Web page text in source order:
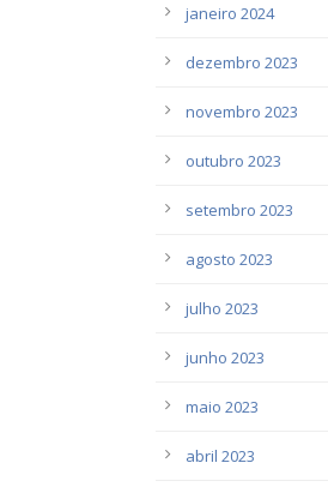
janeiro 2024
dezembro 2023
novembro 2023
outubro 2023
setembro 2023
agosto 2023
julho 2023
junho 2023
maio 2023
abril 2023